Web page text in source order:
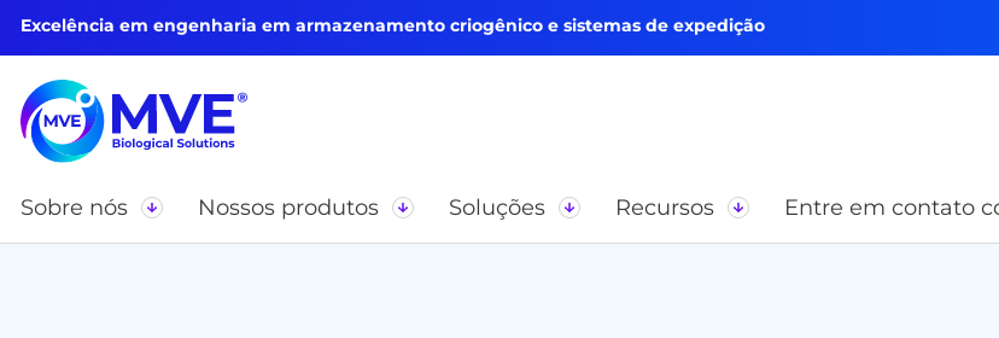
Excelência em engenharia em armazenamento criogênico e sistemas de expedição
Sobre nós Nossos produtos Soluções Recursos Entre em contato